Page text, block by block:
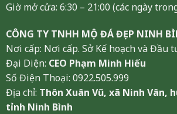
Giờ mở cửa: 6:30 – 21:00 (các ngày
CÔNG TY TNHH MỘ ĐÁ ĐẸP NINH
Nơi cấp: Nơi cấp. Sở Kế hoạch và Đầu
Đại Diện: CEO Phạm Minh Hiếu
Số Điện Thoại: 0922.505.999
Địa chỉ: Thôn Xuân Vũ, xã Ninh Vân,
tỉnh Ninh Bình